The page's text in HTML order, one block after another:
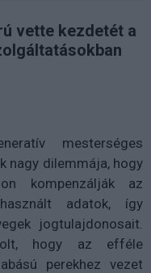
vette kezdetét a
mesterséges
nagy dilemmája, hogy
kompenzálják az
adatok, így
jogtulajdonosait.
hogy az efféle
perekhez vezet